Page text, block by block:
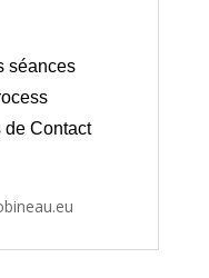
séances
de Contact